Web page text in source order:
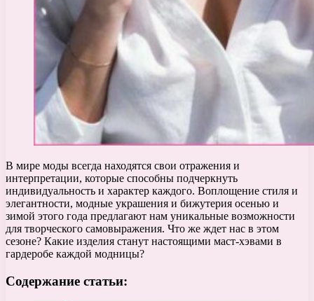
В мире моды всегда находятся свои отражения и
интерпретации, которые способны подчеркнуть
индивидуальность и характер каждого. Воплощение стиля и
элегантности, модные украшения и бижутерия осенью и
зимой этого года предлагают нам уникальные возможности
для творческого самовыражения. Что же ждет нас в этом
сезоне? Какие изделия станут настоящими маст-хэвами в
гардеробе каждой модницы?
Содержание статьи: